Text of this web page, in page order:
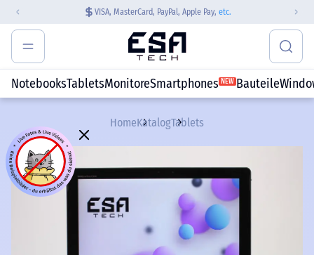
VISA, MasterCard, PayPal, Apple Pay, etc.
NotebooksTabletsMonitoreSmartphones NEW Bauteile
HomeKatalogTablets